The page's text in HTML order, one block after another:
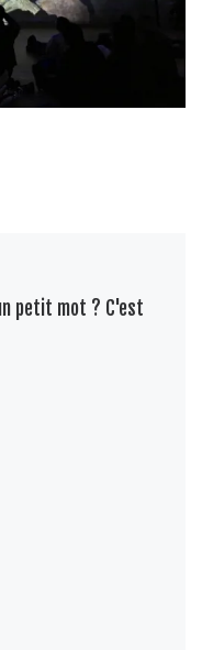
petit mot ? C'est